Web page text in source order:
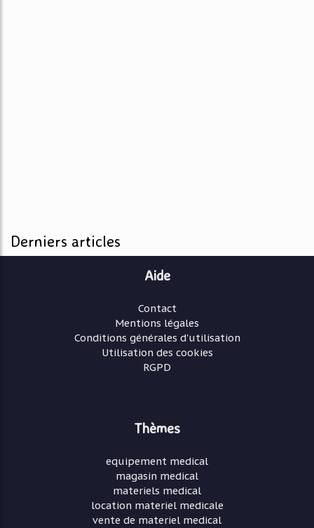
Derniers articles
Aide
Contact
Mentions légales
Conditions générales d'utilisation
Utilisation des cookies
RGPD
Thèmes
equipement medical
magasin medical
materiels medical
location materiel medicale
vente de materiel medical